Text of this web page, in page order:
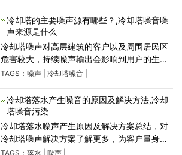
噪声源。冷却塔附件
冷却塔的主要噪声源有哪些？,冷却塔噪音噪
声来源是什么
冷却塔噪声对高层建筑的客户以及周围居民区
危害较大，持续噪声输出会影响到用户的生活
质量和身心健康，这使得冷却塔的噪音治理日
大家来了解下冷
TAGS： 噪声| 冷却塔噪音|
冷却塔落水产生噪音的原因及解决方法,冷却
塔噪音污染
冷却塔落水噪声产生原因及解决方案总结，对
冷却塔噪声解决方案了解更多，为客户量身定
做符合当地环保要求的冷却塔设备并定制出静
TAGS： 落水 噪声|